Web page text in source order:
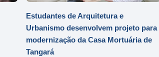
Estudantes de Arquitetura e
Urbanismo desenvolvem projeto para
modernização da Casa Mortuária de
Tangará